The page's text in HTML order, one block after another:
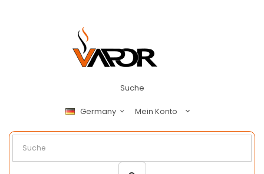
Suche
Germany Mein Konto